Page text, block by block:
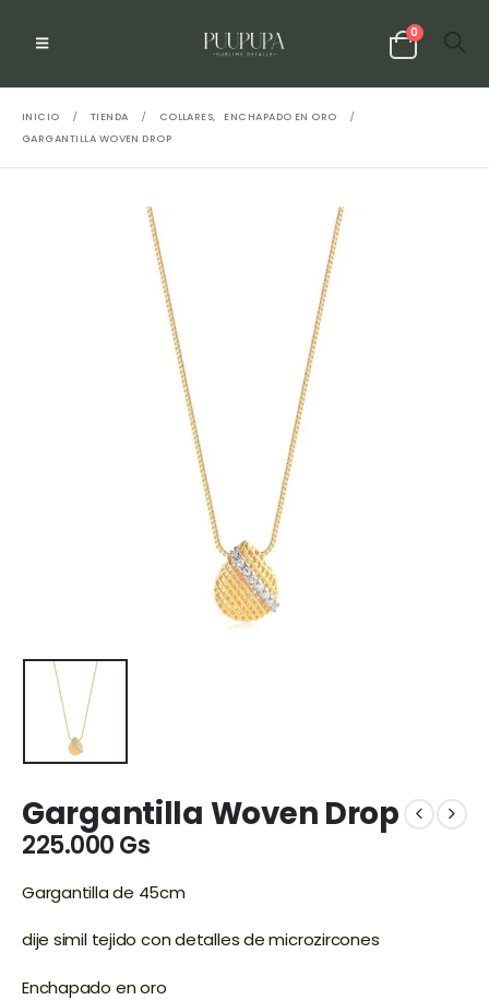
0
INICIO TIENDA COLLARES,
ENCHAPADO EN ORO
GARGANTILLA WOVEN DROP
Gargantilla Woven Drop
225.000Gs
Gargantilla de 45cm
dije simil tejido con detalles de microzircones
Enchapado en oro